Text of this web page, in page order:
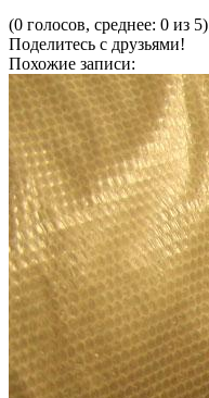
(0 голосов, среднее: 0 из 5)
Поделитесь с друзьями!
Похожие записи: